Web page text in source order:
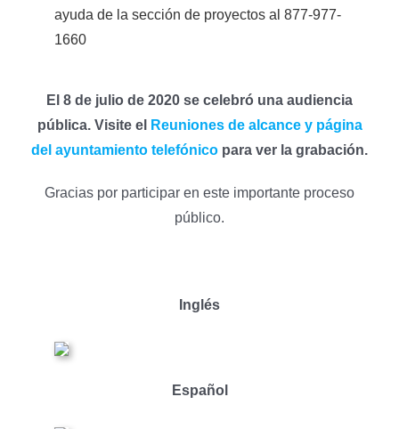
ayuda de la sección de proyectos al 877-977-
1660
El 8 de julio de 2020 se celebró una audiencia
pública. Visite el
Reuniones de alcance y página
del ayuntamiento telefónico para ver la grabación.
Gracias por participar en este importante proceso
público.
Inglés
Español